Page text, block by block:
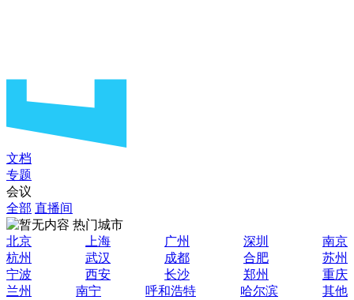
文档
专题
会议
全部 直播间
热门城市
北京
上海 广州 深圳
南京
杭州
武汉 成都 合肥
苏州
宁波
西安 长沙 郑州
重庆
兰州
南宁 呼和浩特 哈尔滨
其他